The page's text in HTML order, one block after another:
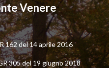
Venere
162 del 14 aprile 2016
305 del 19 giugno 2018